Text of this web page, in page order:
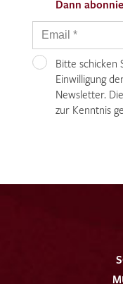
Dann
Bitte schicken
Einwilligung
Newsletter. Die
zur Kenntnis